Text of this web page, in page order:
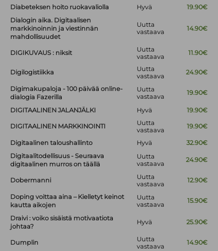
Diabeteksen hoito ruokavaliolla
Hyvä
19.90€
Dialogin aika. Digitaalisen
markkinoinnin ja viestinnän
mahdollisuudet
Uutta
vastaava
14.90€
DIGIKUVAUS : niksit
Uutta
vastaava
11.90€
Digilogistiikka
Uutta
vastaava
24.90€
Digimakupaloja - 100 päivää online-
dialogia Fazerilla
Uutta
vastaava
19.90€
DIGITAALINEN JALANJÄLKI Hyvä 19.90€
DIGITAALINEN MARKKINOINTI
Uutta
vastaava
19.90€
Digitaalinen taloushallinto Hyvä
32.90€
Digitaalitodellisuus - Seuraava
digitaalinen murros on täällä
Uutta
vastaava
24.90€
Dobermanni
Uutta
vastaava
12.90€
Doping voittaa aina – Kielletyt keinot
kautta aikojen
Uutta
vastaava
15.90€
Draivi : voiko sisäistä motivaatiota
johtaa?
Hyvä 25.90€
Dumplin
Uutta
vastaava
14.90€